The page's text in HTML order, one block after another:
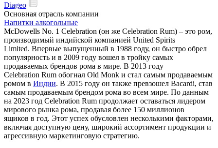
Diageo
Основная отрасль компании
Напитки алкогольные
McDowells No. 1 Celebration (он же Celebration Rum) – это ром,
производимый индийской компанией United Spirits
Limited. Впервые выпущенный в 1988 году, он быстро обрел
популярность и в 2009 году вошел в тройку самых
продаваемых брендов рома в мире. В 2013 году
Celebration Rum обогнал Old Monk и стал самым продаваемым
ромом в Индии. В 2015 году он также превзошел Bacardi, став
самым продаваемым брендом рома во всем мире. По данным
на 2023 год Celebration Rum продолжает оставаться лидером
мирового рынка рома, продавая более 150 миллионов
ящиков в год. Этот успех обусловлен несколькими факторами,
включая доступную цену, широкий ассортимент продукции и
агрессивную маркетинговую стратегию.